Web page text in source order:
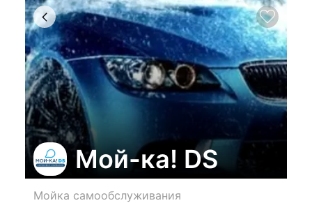
Мой-ка! DS
Мойка самообслуживания